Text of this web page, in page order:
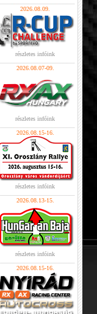
2026.08.09.
részletes infóink
2026.08.07-09.
részletes infóink
2026.08.15-16.
részletes infóink
2026.08.13-15.
részletes infóink
2026.08.15-16.